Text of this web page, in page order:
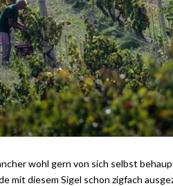
wohl gern von sich selbst
diesem Sigel schon zigfach